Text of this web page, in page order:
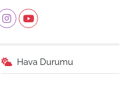
Hava Durumu